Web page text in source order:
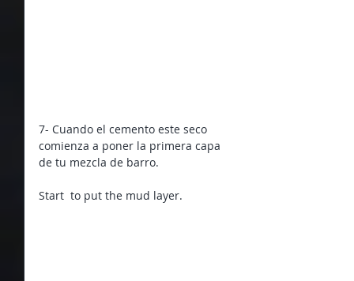
7- Cuando el cemento este seco
comienza a poner la primera capa
de tu mezcla de barro.
Start  to put the mud layer.